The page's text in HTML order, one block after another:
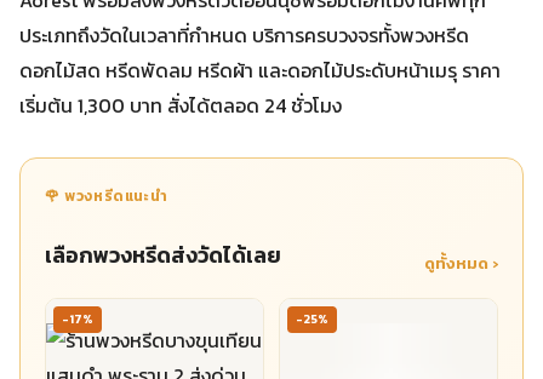
ประเภทถึงวัดในเวลาที่กำหนด บริการครบวงจรทั้งพวงหรีด
ดอกไม้สด หรีดพัดลม หรีดผ้า และดอกไม้ประดับหน้าเมรุ ราคา
เริ่มต้น 1,300 บาท สั่งได้ตลอด 24 ชั่วโมง
🌹 พวงหรีดแนะนำ
เลือกพวงหรีดส่งวัดได้เลย ดูทั้งหมด ›
-17% -25%